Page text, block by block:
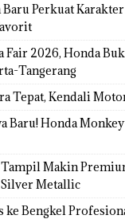
Baru Perkuat
Fair 2026, Honda
Tangerang
Tepat, Kendali
Baru! Honda
Tampil Makin
Silver Metallic
ke Bengkel